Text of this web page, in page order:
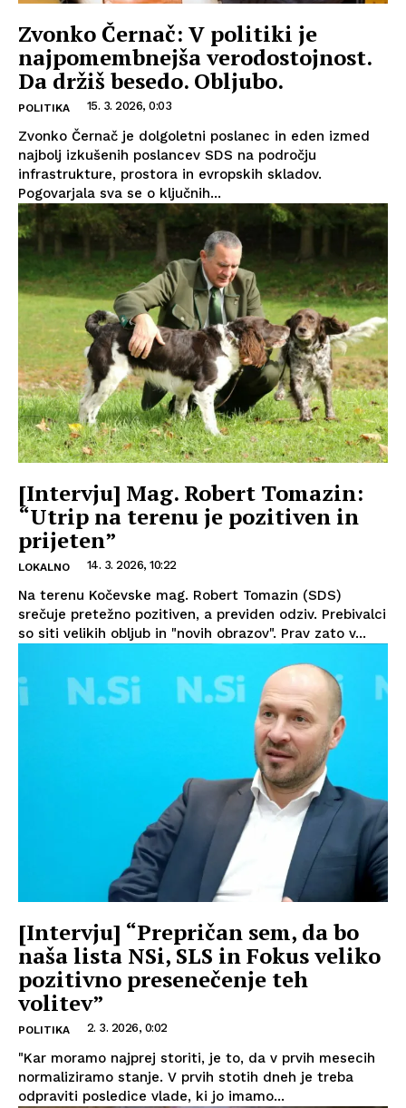
Zvonko Černač: V politiki je
najpomembnejša verodostojnost.
Da držiš besedo. Obljubo.
POLITIKA 15. 3. 2026, 0:03
Zvonko Černač je dolgoletni poslanec in eden izmed
najbolj izkušenih poslancev SDS na področju
infrastrukture, prostora in evropskih skladov.
Pogovarjala sva se o ključnih...
[Intervju] Mag. Robert Tomazin:
“Utrip na terenu je pozitiven in
prijeten”
LOKALNO 14. 3. 2026, 10:22
Na terenu Kočevske mag. Robert Tomazin (SDS)
srečuje pretežno pozitiven, a previden odziv. Prebivalci
so siti velikih obljub in "novih obrazov". Prav zato v...
[Intervju] “Prepričan sem, da bo
naša lista NSi, SLS in Fokus veliko
pozitivno presenečenje teh
volitev”
POLITIKA 2. 3. 2026, 0:02
"Kar moramo najprej storiti, je to, da v prvih mesecih
normaliziramo stanje. V prvih stotih dneh je treba
odpraviti posledice vlade, ki jo imamo...